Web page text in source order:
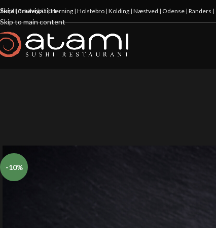
Skip to navigation
Skip to main content
|Fredericia|Herning | Holstebro | Kolding | Næstved | Odense | Randers |
-10%